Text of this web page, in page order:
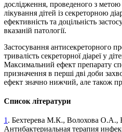
дослідження, проведеного з метою
лікування дітей із секреторною
ефективність та доцільність
вказаній патології.
Застосування антисекреторного
тривалість секреторної діареї у
Максимальний ефект препарату
призначення в перші дві доби
ефект значно нижчий, але також
Список літератури
1. Бехтерева М.К., Волохова
Антибактериальная терапия